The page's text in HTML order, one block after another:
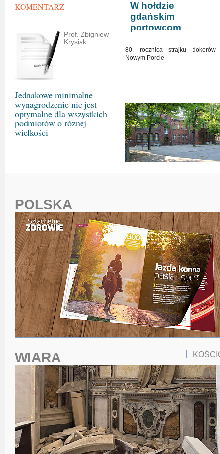
KOMENTARZ
Prof. Zbigniew
Krysiak
Jednakowe minimalne
wynagrodzenie nie jest
optymalne dla wszystkich
podmiotów o różnej
wielkości
W hołdzie
gdańskim
portowcom
80. rocznica strajku dokerów
Nowym Porcie
POLSKA
WIARA